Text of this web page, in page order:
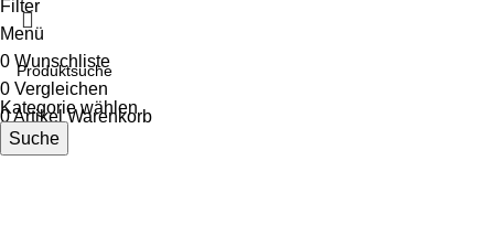
Kategorie wählen
Suche
Filter
Menü
0 Wunschliste
0 Vergleichen
0Artikel Warenkorb